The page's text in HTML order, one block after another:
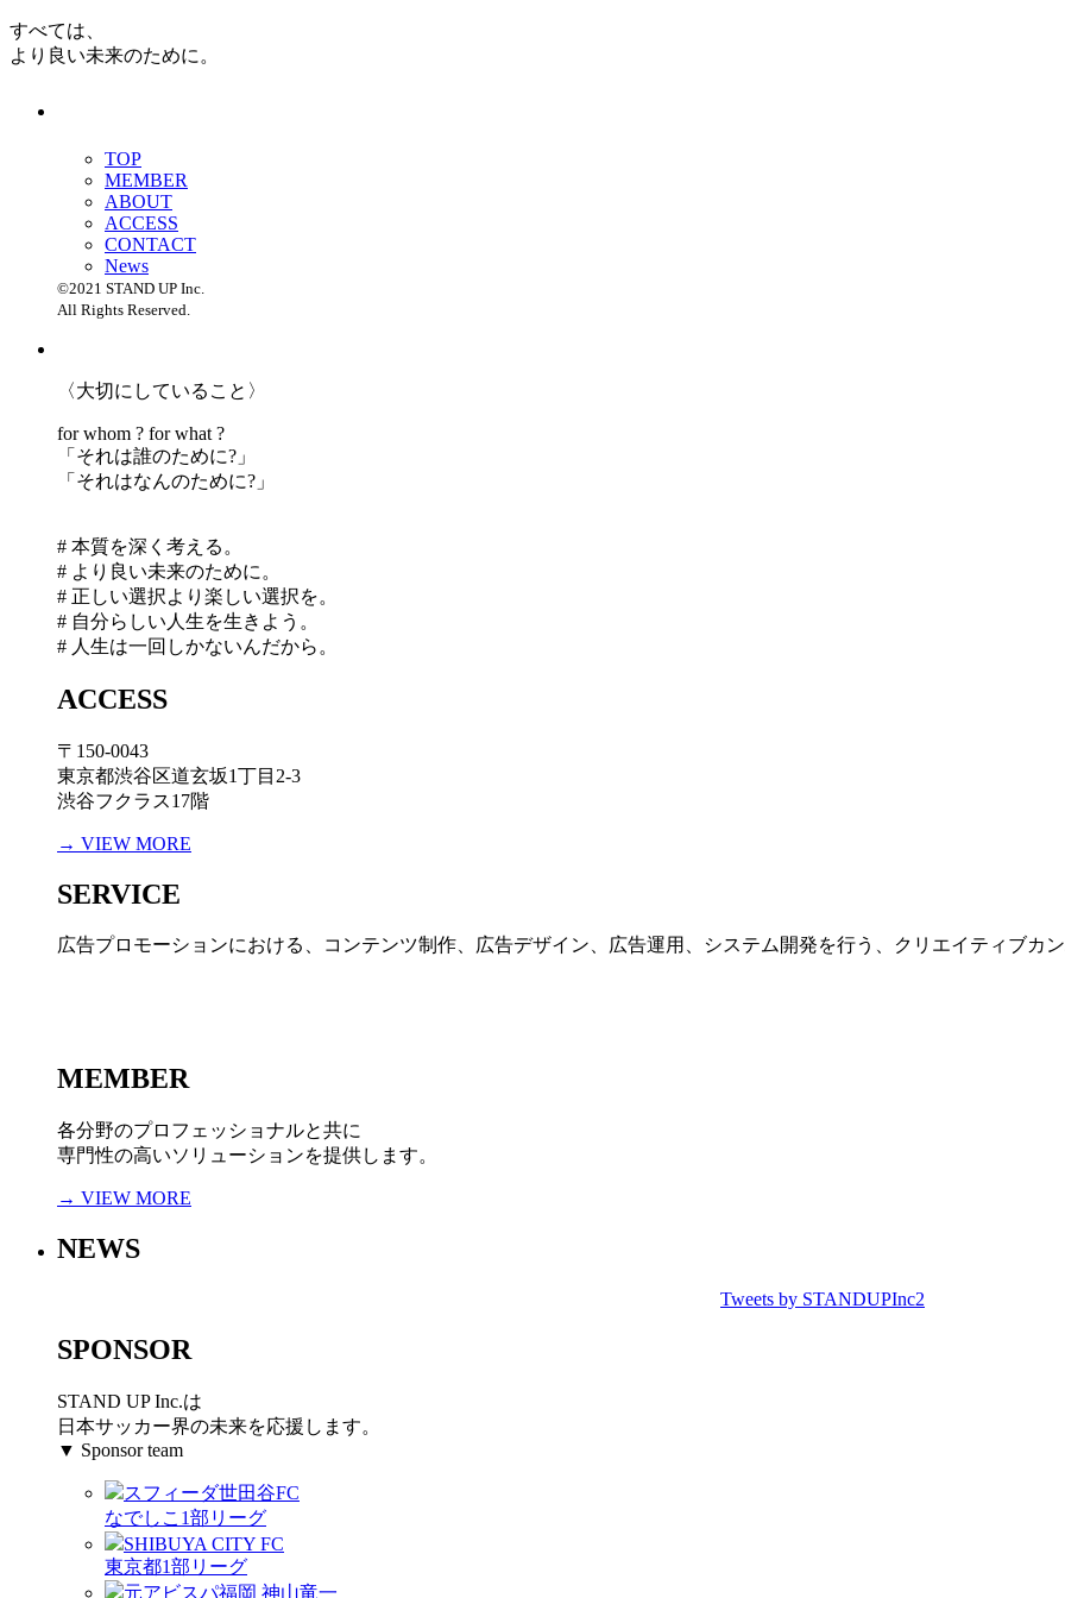
すべては、
より良い未来のために。
TOP
MEMBER
ABOUT
ACCESS
CONTACT
News
©2021 STAND UP Inc.
All Rights Reserved.
〈大切にしていること〉
for whom ? for what ?
「 それは誰のために?」
「 それはなんのために?」
# 本質を深く考える。
# より良い未来のために。
# 正しい選択より楽しい選択を。
# 自分らしい人生を生きよう。
# 人生は一回しかないんだから。
ACCESS
〒150-0043
東京都渋谷区道玄坂1丁目2-3
渋谷フクラス17階
→ VIEW MORE
SERVICE
広告プロモーションにおける、コンテンツ制作、広告デザイン、広告運用、システム開発を行う、 クリエイティブカ
MEMBER
各分野のプロフェッショナルと共に
専門性の高いソリューションを提供します。
→ VIEW MORE
NEWS
Tweets by STANDUPInc2
SPONSOR
STAND UP Inc.は
日本サッカー界の未来を応援します。
▼ Sponsor team
スフィーダ世田谷FC
なでしこ1部リーグ
SHIBUYA CITY FC
東京都1部リーグ
元アビスパ福岡 神山竜一